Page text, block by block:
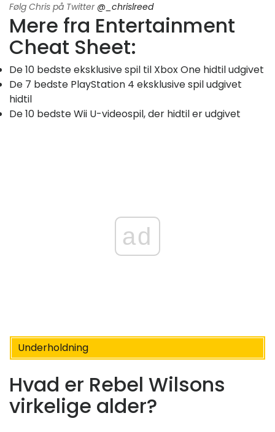
Følg Chris på Twitter @_chrislreed
Mere fra Entertainment
Cheat Sheet:
De 10 bedste eksklusive spil til Xbox One hidtil udgivet
De 7 bedste PlayStation 4 eksklusive spil udgivet
hidtil
De 10 bedste Wii U-videospil, der hidtil er udgivet
ad
Underholdning
Hvad er Rebel Wilsons
virkelige alder?